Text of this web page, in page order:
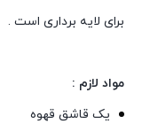
برای لایه برداری است .
مواد لازم :
یک قاشق قهوه